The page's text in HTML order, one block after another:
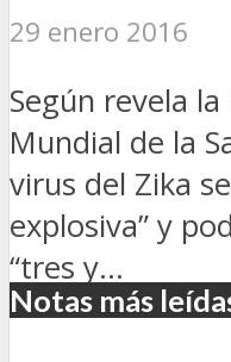
29 enero 2016
Según revela
Mundial de la
virus del Zika
explosiva” y
“tres y...
Notas más